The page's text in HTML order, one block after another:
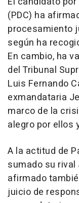
(PDC) ha
procesamiento
según ha
En cambio, ha
del Tribunal
Luis Fernando
exmandataria
marco de la
alegro por ellos
A la actitud de
sumado su rival
afirmado
juicio de